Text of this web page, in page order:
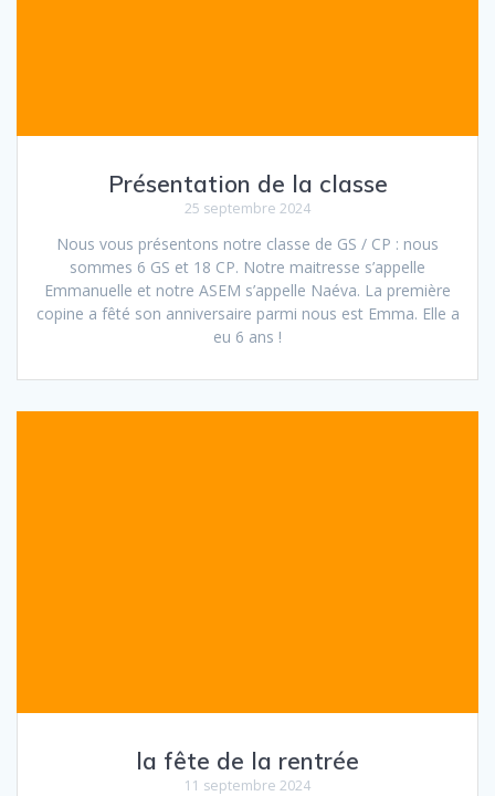
Présentation de la classe
25 septembre 2024
Nous vous présentons notre classe de GS / CP : nous
sommes 6 GS et 18 CP. Notre maitresse s’appelle
Emmanuelle et notre ASEM s’appelle Naéva. La première
copine a fêté son anniversaire parmi nous est Emma. Elle a
eu 6 ans !
la fête de la rentrée
11 septembre 2024